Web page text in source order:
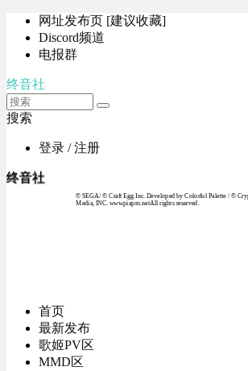
网址发布页 [建议收藏]
Discord频道
电报群
终音社
搜索
登录 / 注册
终音社
© SEGA / © Craft Egg Inc. Developed by Colorful Palette / ©
Media, INC. www.piapro.netAll rights reserved.
首页
最新发布
歌姬PV区
MMD区